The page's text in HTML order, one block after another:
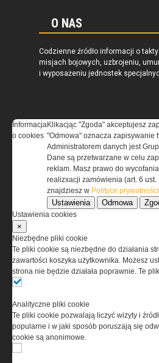
O NAS
Codzienne źródło informacji o
misjach bojowych, uzbrojeniu,
i wyposażeniu jednostek
REGULAMIN
Regulamin określa zasady
www.special-ops.pl
Korzystanie z portalu jest
z zaakceptowaniem warunków
odpowiedzialnością Spółka
0000537655, NIP 1132860378,
(zwana dalej Grupa MEDIUM) w
Informacja
o cookies
Klikacjąc "Zgoda" akceptujesz
"Odmowa" oznacza zapisywanie
Administratorem danych jest
Dane są przetwarzane w celu
reklam. Masz prawo do
realizxacji zamówienia (art. 6
znajdziesz w Polityce prywatności
Ustawienia Odmowa
Ustawienia cookies
×
Niezbędne pliki cookie
Te pliki cookie są niezbędne do działania
zawartości koszyka użytkownika. Możesz
strona nie będzie działała poprawnie. Te
Analityczne pliki cookie
Te pliki cookie pozwalają liczyć wizyty i
popularne i w jaki sposób poruszają się
cookie są anonimowe.